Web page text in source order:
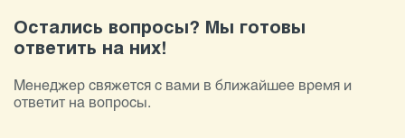
Остались вопросы? Мы готовы
ответить на них!
Менеджер свяжется с вами в ближайшее время и
ответит на вопросы.